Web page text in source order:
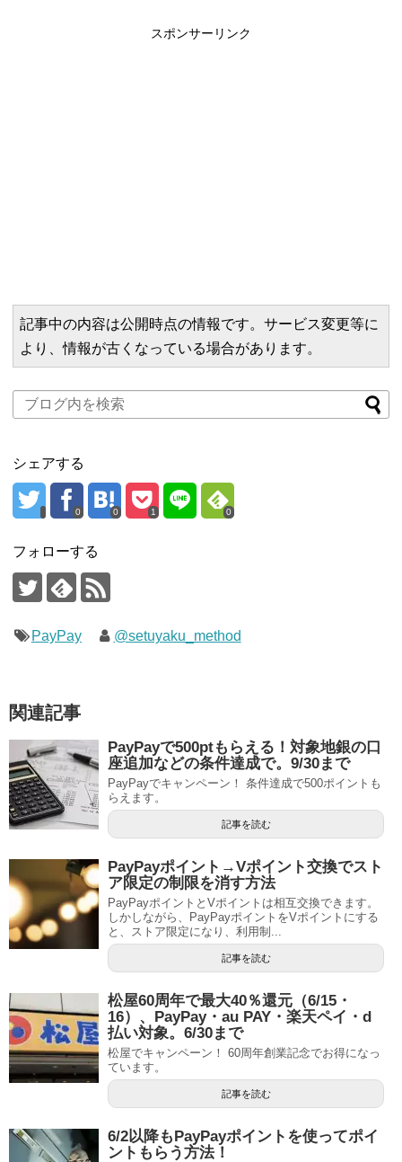
スポンサーリンク
記事中の内容は公開時点の情報です。サービス変更等に
より、情報が古くなっている場合があります。
シェアする
0 0 1 0
フォローする
PayPay @setuyaku_method
関連記事
PayPayで500ptもらえる！対象地銀の口
座追加などの条件達成で。9/30まで
PayPayでキャンペーン！ 条件達成で500ポイントも
らえます。
記事を読む
PayPayポイント→Vポイント交換でスト
ア限定の制限を消す方法
PayPayポイントとVポイントは相互交換できます。
しかしながら、PayPayポイントをVポイントにする
と、ストア限定になり、利用制...
記事を読む
松屋60周年で最大40％還元（6/15・
16）、PayPay・au PAY・楽天ペイ・d
払い対象。6/30まで
松屋でキャンペーン！ 60周年創業記念でお得になっ
ています。
記事を読む
6/2以降もPayPayポイントを使ってポイ
ントもらう方法！